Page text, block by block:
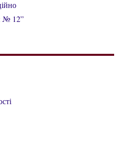
№ 12”